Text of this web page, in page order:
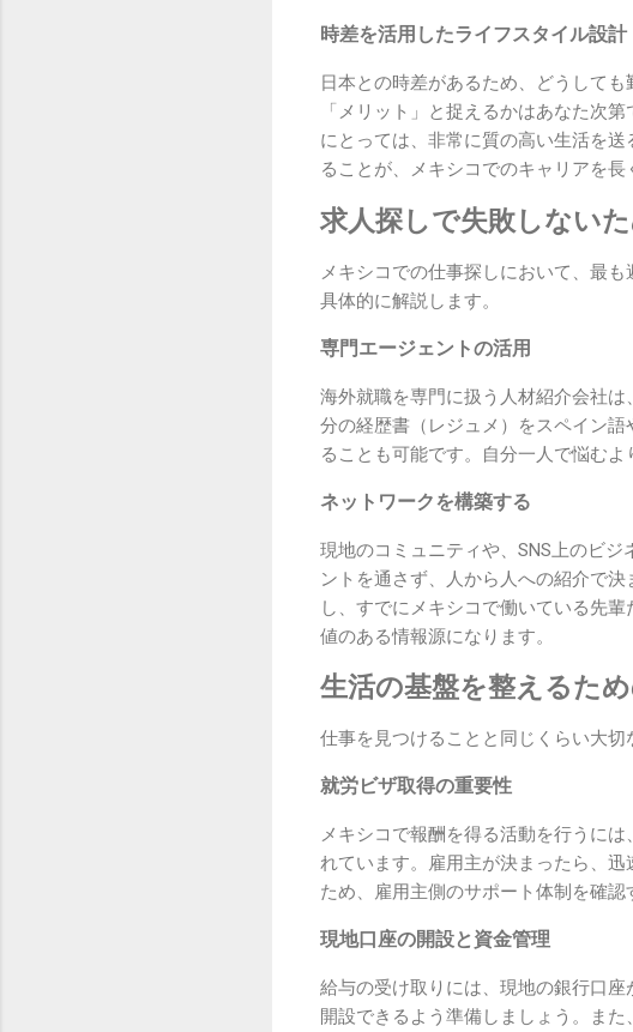
時差を活用したライフスタイル設計
日本との時差があるため、どうして
「メリット」と捉えるかはあなた次
にとっては、非常に質の高い生活を
ることが、メキシコでのキャリアを長
求人探しで失敗しない
メキシコでの仕事探しにおいて、最
具体的に解説します。
専門エージェントの活用
海外就職を専門に扱う人材紹介会社
分の経歴書（レジュメ）をスペイン
ることも可能です。自分一人で悩む
ネットワークを構築する
現地のコミュニティや、SNS上のビ
ントを通さず、人から人への紹介で
し、すでにメキシコで働いている先
値のある情報源になります。
生活の基盤を整えるた
仕事を見つけることと同じくらい大切
就労ビザ取得の重要性
メキシコで報酬を得る活動を行うに
れています。雇用主が決まったら、
ため、雇用主側のサポート体制を確認
現地口座の開設と資金管理
給与の受け取りには、現地の銀行口
開設できるよう準備しましょう。ま